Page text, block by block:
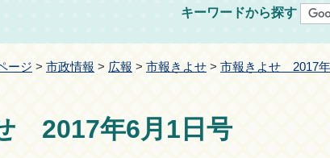
キーワードから探す
ージ > 市政情報 > 広報 > 市報きよせ > 市報きよせ 2017年
2017年6月1日号